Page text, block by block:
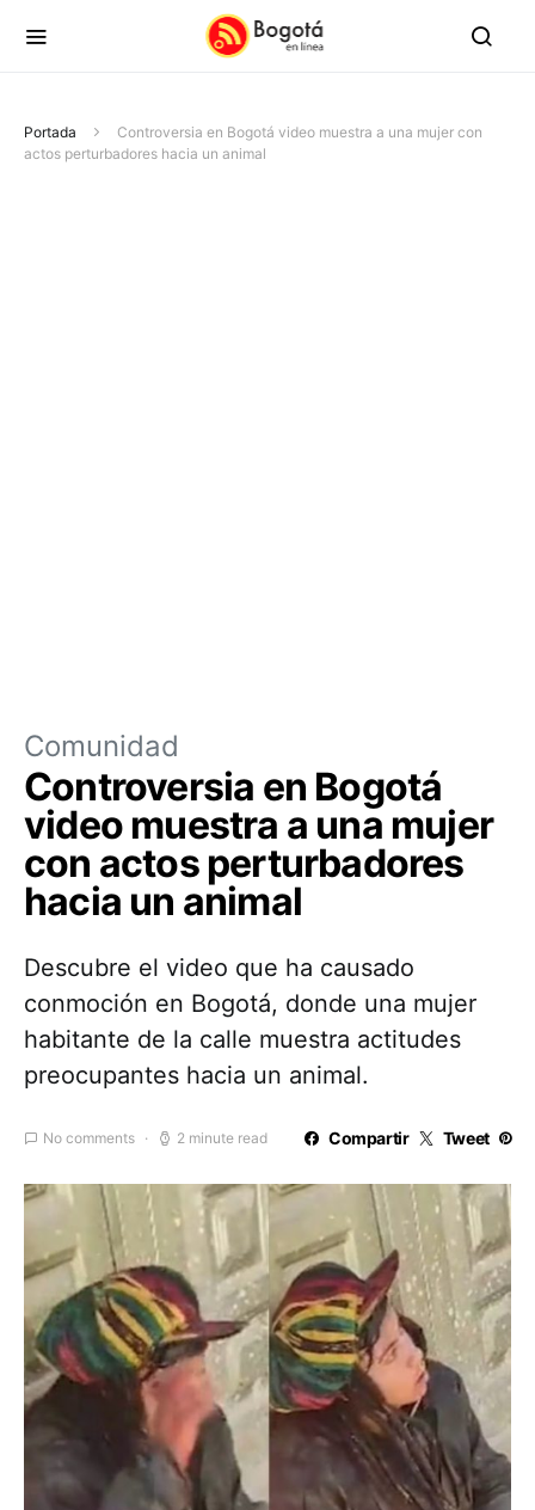
Portada
Controversia en Bogotá video muestra a una mujer con
actos perturbadores hacia un animal
Comunidad
Controversia en Bogotá
video muestra a una mujer
con actos perturbadores
hacia un animal
Descubre el video que ha causado
conmoción en Bogotá, donde una mujer
habitante de la calle muestra actitudes
preocupantes hacia un animal.
No comments 2 minute read Compartir Tweet